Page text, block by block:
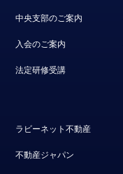
中央支部のご案内
入会のご案内
法定研修受講
ラビーネット不動産
不動産ジャパン